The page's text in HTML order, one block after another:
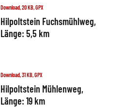
Download, 20 KB, GPX
Hilpoltstein Fuchsmühlweg,
Länge: 5,5 km
Download, 31 KB, GPX
Hilpoltstein Mühlenweg,
Länge: 19 km